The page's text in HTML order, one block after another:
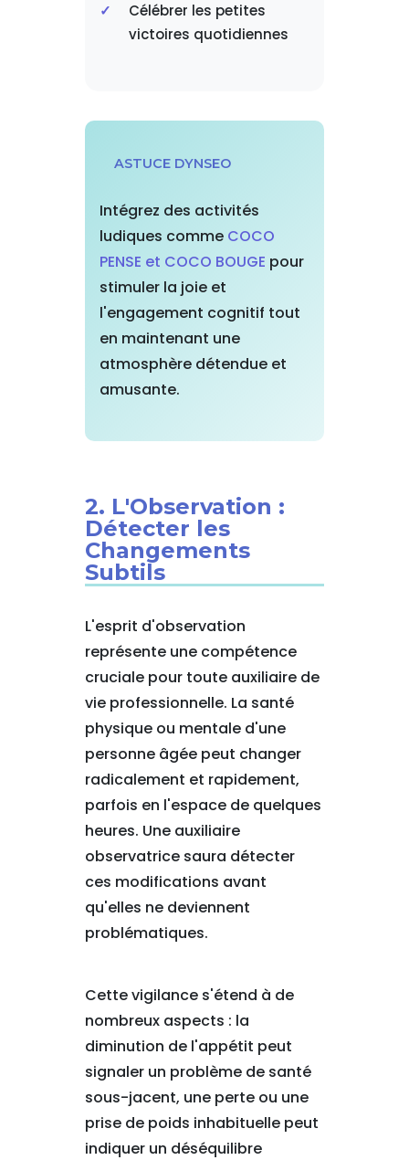
Célébrer les petites
victoires quotidiennes
ASTUCE DYNSEO
Intégrez des activités
ludiques comme COCO
PENSE et COCO BOUGE pour
stimuler la joie et
l'engagement cognitif tout
en maintenant une
atmosphère détendue et
amusante.
2. L'Observation :
Détecter les
Changements
Subtils
L'esprit d'observation
représente une compétence
cruciale pour toute auxiliaire de
vie professionnelle. La santé
physique ou mentale d'une
personne âgée peut changer
radicalement et rapidement,
parfois en l'espace de quelques
heures. Une auxiliaire
observatrice saura détecter
ces modifications avant
qu'elles ne deviennent
problématiques.
Cette vigilance s'étend à de
nombreux aspects : la
diminution de l'appétit peut
signaler un problème de santé
sous-jacent, une perte ou une
prise de poids inhabituelle peut
indiquer un déséquilibre